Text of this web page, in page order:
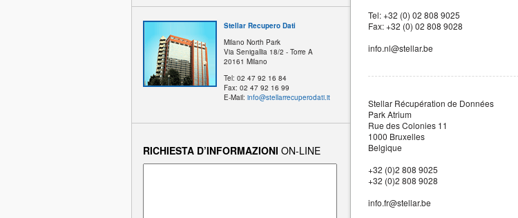
Stellar Recupero Dati
Milano North Park
Via Senigallia 18/2 - Torre A
20161 Milano
Tel: 02 47 92 16 84
Fax: 02 47 92 16 99
E-Mail: info@stellarrecuperodati.it
RICHIESTA D’INFORMAZIONI ON-LINE
Tel: +32 (0) 02 808 9025
Fax: +32 (0) 02 808 9028
info.nl@stellar.be
Stellar Récupération de Données
Park Atrium
Rue des Colonies 11
1000 Bruxelles
Belgique
+32 (0)2 808 9025
+32 (0)2 808 9028
info.fr@stellar.be